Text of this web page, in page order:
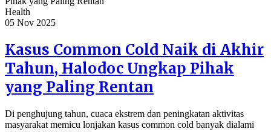
Health
05 Nov 2025
Kasus Common Cold Naik di Akhir
Tahun, Halodoc Ungkap Pihak
yang Paling Rentan
Di penghujung tahun, cuaca ekstrem dan peningkatan aktivitas
masyarakat memicu lonjakan kasus common cold banyak dialami